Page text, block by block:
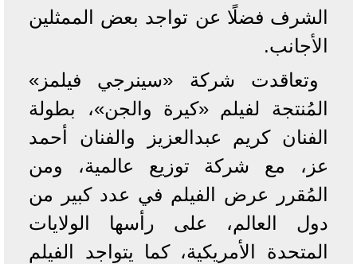
الشرف فضلًا عن تواجد بعض الممثلين
الأجانب.
وتعاقدت شركة «سينرجي فيلمز»
المُنتجة لفيلم «كيرة والجن»، بطولة
الفنان كريم عبدالعزيز والفنان أحمد
عز، مع شركة توزيع عالمية، ومن
المُقرر عرض الفيلم في عدد كبير من
دول العالم، على رأسها الولايات
المتحدة الأمريكية، كما يتواجد الفيلم